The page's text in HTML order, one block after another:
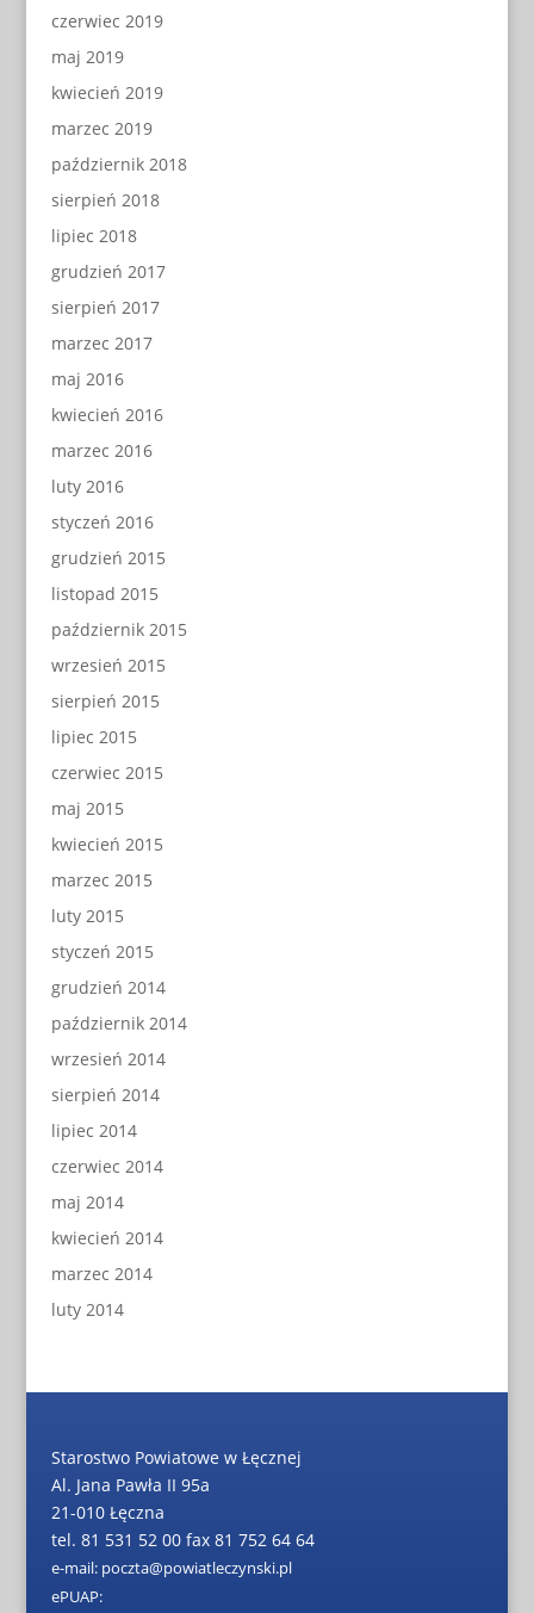
czerwiec 2019
maj 2019
kwiecień 2019
marzec 2019
październik 2018
sierpień 2018
lipiec 2018
grudzień 2017
sierpień 2017
marzec 2017
maj 2016
kwiecień 2016
marzec 2016
luty 2016
styczeń 2016
grudzień 2015
listopad 2015
październik 2015
wrzesień 2015
sierpień 2015
lipiec 2015
czerwiec 2015
maj 2015
kwiecień 2015
marzec 2015
luty 2015
styczeń 2015
grudzień 2014
październik 2014
wrzesień 2014
sierpień 2014
lipiec 2014
czerwiec 2014
maj 2014
kwiecień 2014
marzec 2014
luty 2014
Starostwo Powiatowe w Łęcznej
Al. Jana Pawła II 95a
21-010 Łęczna
tel. 81 531 52 00 fax 81 752 64 64
e-mail: poczta@powiatleczynski.pl
ePUAP: